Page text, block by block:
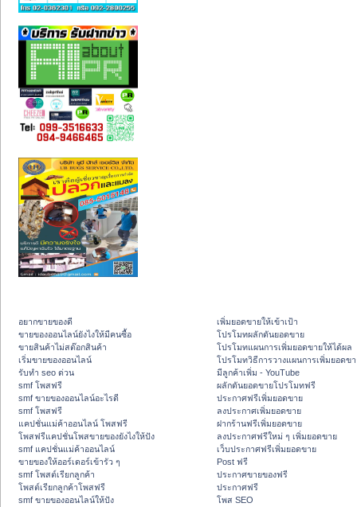
อยากขายของดี
ขายของออนไลน์ยังไงให้มีคนซื้อ
ขายสินค้าไม่สต๊อกสินค้า
เริ่มขายของออนไลน์
รับทำ seo ด่วน
smf โพสฟรี
smf ขายของออนไลน์อะไรดี
smf โพสฟรี
แคปชั่นแม่ค้าออนไลน์ โพสฟรี
โพสฟรีแคปชั่นโพสขายของยังไงให้ปัง
smf แคปชั่นแม่ค้าออนไลน์
ขายของให้ออร์เดอร์เข้ารัว ๆ
smf โพสต์เรียกลูกค้า
โพสต์เรียกลูกค้าโพสฟรี
smf ขายของออนไลน์ให้ปัง
เพิ่มยอดขายให้เข้าเป้า
โปรโมทผลักดันยอดขาย
โปรโมทแผนการเพิ่มยอดขายให้ได้ผล
โปรโมทวิธีการวางแผนการเพิ่มยอดข
มีลูกค้าเพิ่ม - YouTube
ผลักดันยอดขายโปรโมทฟรี
ประกาศฟรีเพิ่มยอดขาย
ลงประกาศเพิ่มยอดขาย
ฝากร้านฟรีเพิ่มยอดขาย
ลงประกาศฟรีใหม่ ๆ เพิ่มยอดขาย
เว็บประกาศฟรีเพิ่มยอดขาย
Post ฟรี
ประกาศขายของฟรี
ประกาศฟรี
โพส SEO